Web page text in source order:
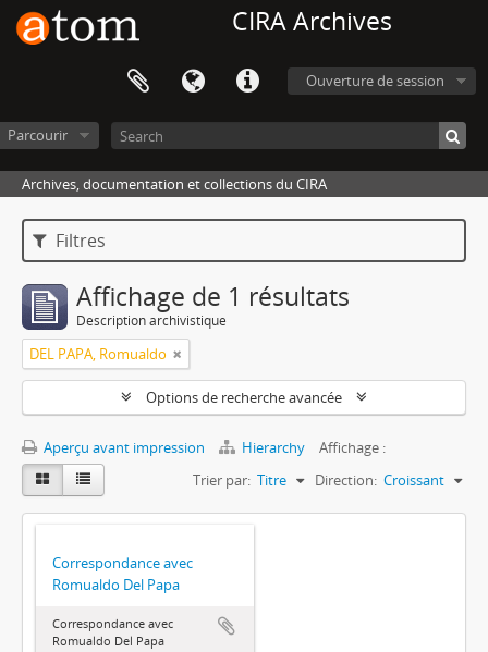
CIRA Archives
Ouverture de session
Parcourir
Archives, documentation et collections du CIRA
Filtres
Affichage de 1 résultats
Description archivistique
DEL PAPA, Romualdo
Options de recherche avancée
Aperçu avant impression Hierarchy
Affichage :
Trier par: Titre Direction: Croissant
Correspondance avec
Romualdo Del Papa
Correspondance avec
Romualdo Del Papa